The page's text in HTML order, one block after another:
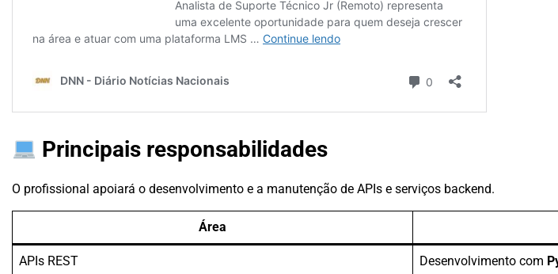
Principais responsabilidades
O profissional apoiará o desenvolvimento e a manutenção de APIs e serviços backend.
Área
APIs REST Desenvolvimento com